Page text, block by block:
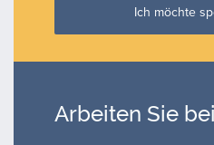
Ich möchte
Arbeiten Sie